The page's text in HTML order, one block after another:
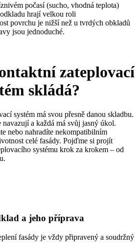
počasí (sucho, vhodná teplota)
hrají velkou roli
povrchu je nižší než u tvrdých obkladů
jsou jednoduché.
zateplovací
skládá?
systém má svou přesně danou skladbu.
navazují a každá má svůj jasný úkol.
nebo nahradíte nekompatibilním
celé fasády. Pojďme si projít
systému krok za krokem – od
a jeho příprava
fasády je vždy připravený a soudržný